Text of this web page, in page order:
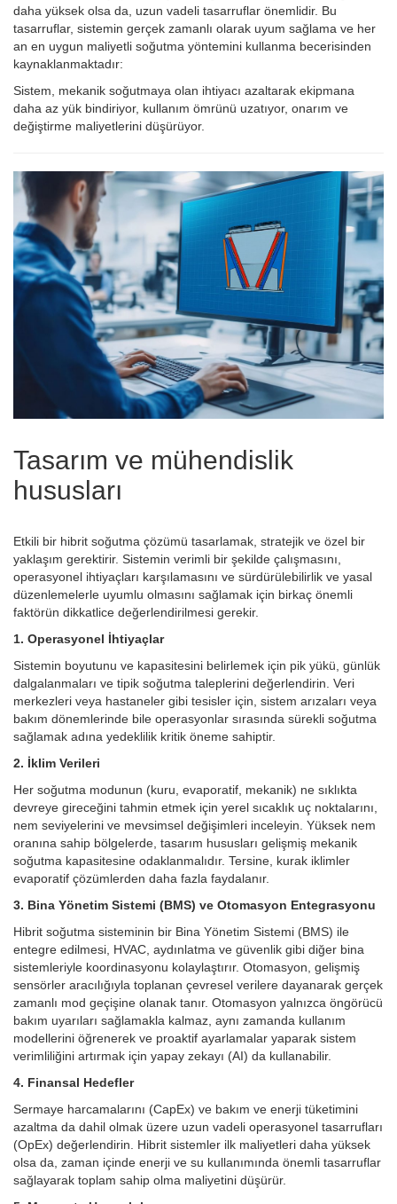
daha yüksek olsa da, uzun vadeli tasarruflar önemlidir. Bu
tasarruflar, sistemin gerçek zamanlı olarak uyum sağlama ve her
an en uygun maliyetli soğutma yöntemini kullanma becerisinden
kaynaklanmaktadır:
Sistem, mekanik soğutmaya olan ihtiyacı azaltarak ekipmana
daha az yük bindiriyor, kullanım ömrünü uzatıyor, onarım ve
değiştirme maliyetlerini düşürüyor.
Tasarım ve mühendislik
hususları
Etkili bir hibrit soğutma çözümü tasarlamak, stratejik ve özel bir
yaklaşım gerektirir. Sistemin verimli bir şekilde çalışmasını,
operasyonel ihtiyaçları karşılamasını ve sürdürülebilirlik ve yasal
düzenlemelerle uyumlu olmasını sağlamak için birkaç önemli
faktörün dikkatlice değerlendirilmesi gerekir.
1. Operasyonel İhtiyaçlar
Sistemin boyutunu ve kapasitesini belirlemek için pik yükü, günlük
dalgalanmaları ve tipik soğutma taleplerini değerlendirin. Veri
merkezleri veya hastaneler gibi tesisler için, sistem arızaları veya
bakım dönemlerinde bile operasyonlar sırasında sürekli soğutma
sağlamak adına yedeklilik kritik öneme sahiptir.
2. İklim Verileri
Her soğutma modunun (kuru, evaporatif, mekanik) ne sıklıkta
devreye gireceğini tahmin etmek için yerel sıcaklık uç noktalarını,
nem seviyelerini ve mevsimsel değişimleri inceleyin. Yüksek nem
oranına sahip bölgelerde, tasarım hususları gelişmiş mekanik
soğutma kapasitesine odaklanmalıdır. Tersine, kurak iklimler
evaporatif çözümlerden daha fazla faydalanır.
3. Bina Yönetim Sistemi (BMS) ve Otomasyon Entegrasyonu
Hibrit soğutma sisteminin bir Bina Yönetim Sistemi (BMS) ile
entegre edilmesi, HVAC, aydınlatma ve güvenlik gibi diğer bina
sistemleriyle koordinasyonu kolaylaştırır. Otomasyon, gelişmiş
sensörler aracılığıyla toplanan çevresel verilere dayanarak gerçek
zamanlı mod geçişine olanak tanır. Otomasyon yalnızca öngörücü
bakım uyarıları sağlamakla kalmaz, aynı zamanda kullanım
modellerini öğrenerek ve proaktif ayarlamalar yaparak sistem
verimliliğini artırmak için yapay zekayı (AI) da kullanabilir.
4. Finansal Hedefler
Sermaye harcamalarını (CapEx) ve bakım ve enerji tüketimini
azaltma da dahil olmak üzere uzun vadeli operasyonel tasarrufları
(OpEx) değerlendirin. Hibrit sistemler ilk maliyetleri daha yüksek
olsa da, zaman içinde enerji ve su kullanımında önemli tasarruflar
sağlayarak toplam sahip olma maliyetini düşürür.